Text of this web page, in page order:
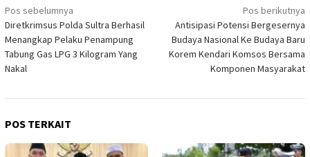
Navigasi
pos
Pos sebelumnya
Diretkrimsus Polda Sultra Berhasil
Menangkap Pelaku Penampung
Tabung Gas LPG 3 Kilogram Yang
Nakal
Pos berikutnya
Antisipasi Potensi Bergesernya
Budaya Nasional Ke Budaya Baru
Korem Kendari Komsos Bersama
Komponen Masyarakat
POS TERKAIT